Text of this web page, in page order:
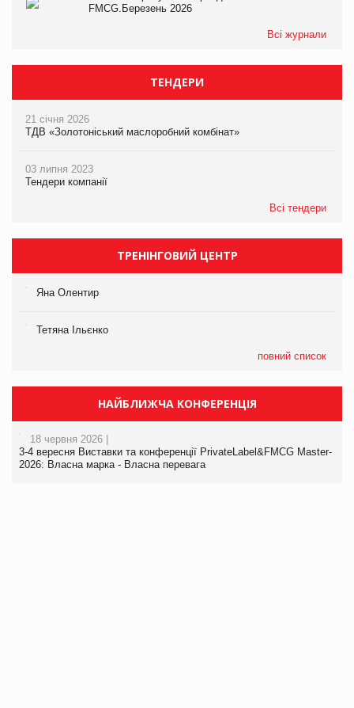
FMCG.Березень 2026
Всі журнали
ТЕНДЕРИ
21 січня 2026
ТДВ «Золотоніський маслоробний комбінат»
03 липня 2023
Тендери компанії
Всі тендери
ТРЕНІНГОВИЙ ЦЕНТР
Яна Олентир
Тетяна Ільєнко
повний список
НАЙБЛИЖЧА КОНФЕРЕНЦІЯ
18 червня 2026 |
3-4 вересня Виставки та конференції PrivateLabel&FMCG Master-
2026: Власна марка - Власна перевага